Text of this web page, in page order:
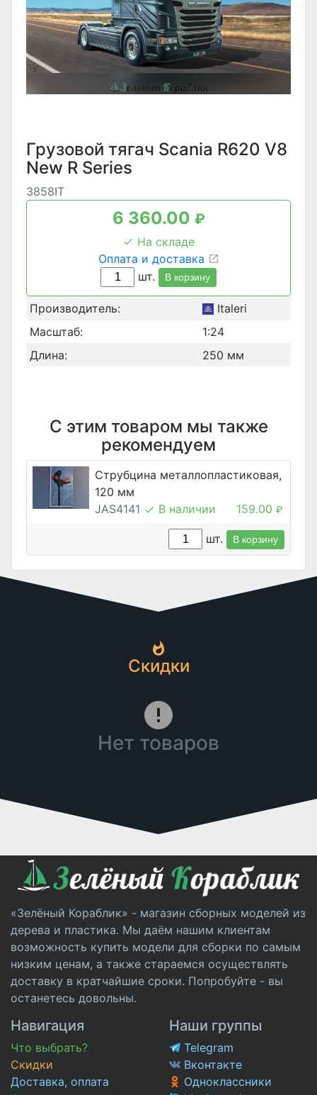
Грузовой тягач Scania R620 V8
New R Series
3858IT
6 360.00 ₽
На складе
Оплата и доставка
шт.
В корзину
Производитель:
Italeri
Масштаб:
1:24
Длина:
250 мм
С этим товаром мы также
рекомендуем
Струбцина металлопластиковая,
120 мм
JAS4141
В наличии 159.00 ₽
шт. В корзину
Скидки
Нет товаров
«Зелёный Кораблик» - магазин сборных моделей из
дерева и пластика. Мы даём нашим клиентам
возможность купить модели для сборки по самым
низким ценам, а также стараемся осуществлять
доставку в кратчайшие сроки. Попробуйте - вы
останетесь довольны.
Навигация
Что выбрать?
Скидки
Доставка, оплата
Наши группы
Telegram
Вконтакте
Одноклассники